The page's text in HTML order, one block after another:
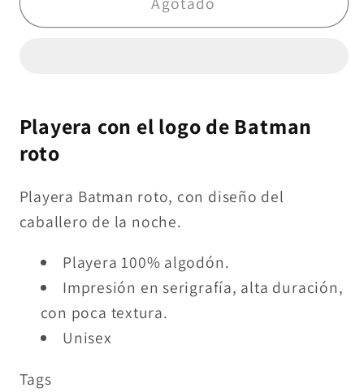
roto
roto
Playera con el logo de Batman
roto
Playera Batman roto, con diseño del
caballero de la noche.
Playera 100% algodón.
Impresión en serigrafía, alta duración,
con poca textura.
Unisex
Tags